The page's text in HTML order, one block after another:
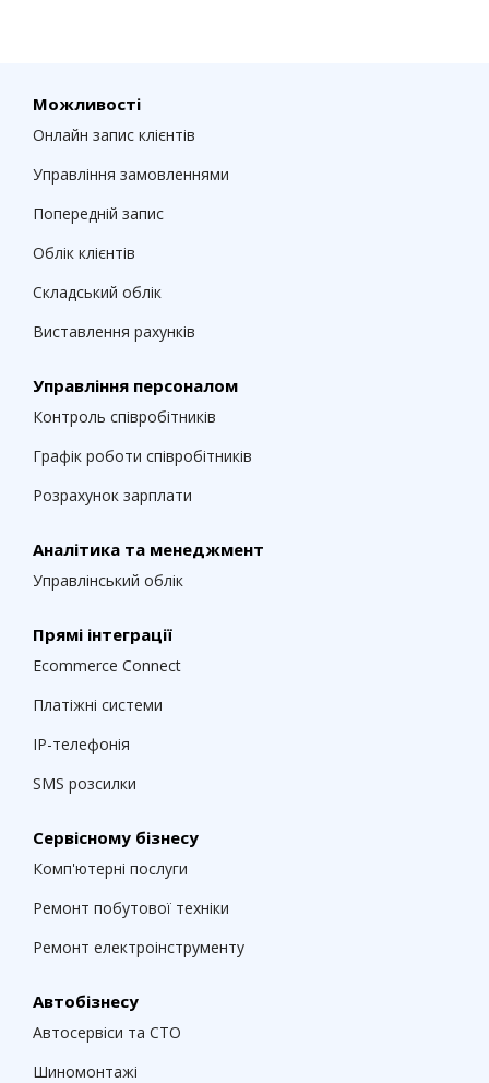
Можливості
Онлайн запис клієнтів
Управління замовленнями
Попередній запис
Облік клієнтів
Складський облік
Виставлення рахунків
Управління персоналом
Контроль співробітників
Графік роботи співробітників
Розрахунок зарплати
Аналітика та менеджмент
Управлінський облік
Прямі інтеграції
Ecommerce Connect
Платіжні системи
IP-телефонія
SMS розсилки
Сервісному бізнесу
Комп'ютерні послуги
Ремонт побутової техніки
Ремонт електроінструменту
Автобізнесу
Автосервіси та СТО
Шиномонтажі